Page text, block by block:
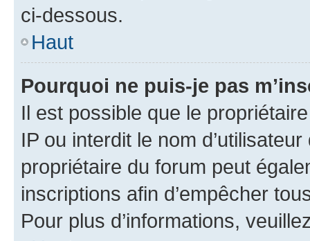
ci-dessous.
Haut
Pourquoi ne puis-je pas
Il est possible que le
IP ou interdit le nom
propriétaire du forum peut
inscriptions afin d’empêcher
Pour plus d’informations,